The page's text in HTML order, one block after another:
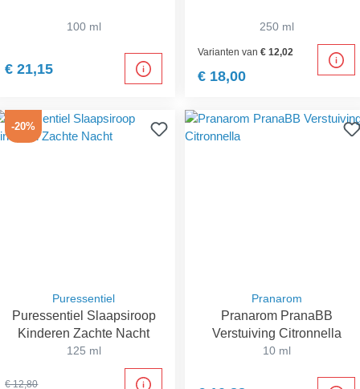
100 ml
€ 21,15
250 ml
Varianten van€ 12,02
€ 18,00
-20%
Puressentiel
Puressentiel Slaapsiroop
Kinderen Zachte Nacht
125 ml
€ 12,80
Pranarom
Pranarom PranaBB
Verstuiving Citronnella
10 ml